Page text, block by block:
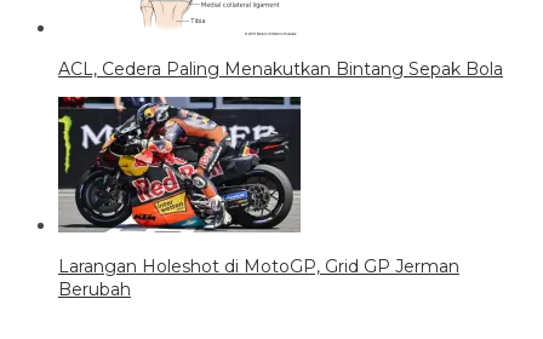
ACL, Cedera Paling Menakutkan Bintang Sepak Bola
Larangan Holeshot di MotoGP, Grid GP Jerman
Berubah